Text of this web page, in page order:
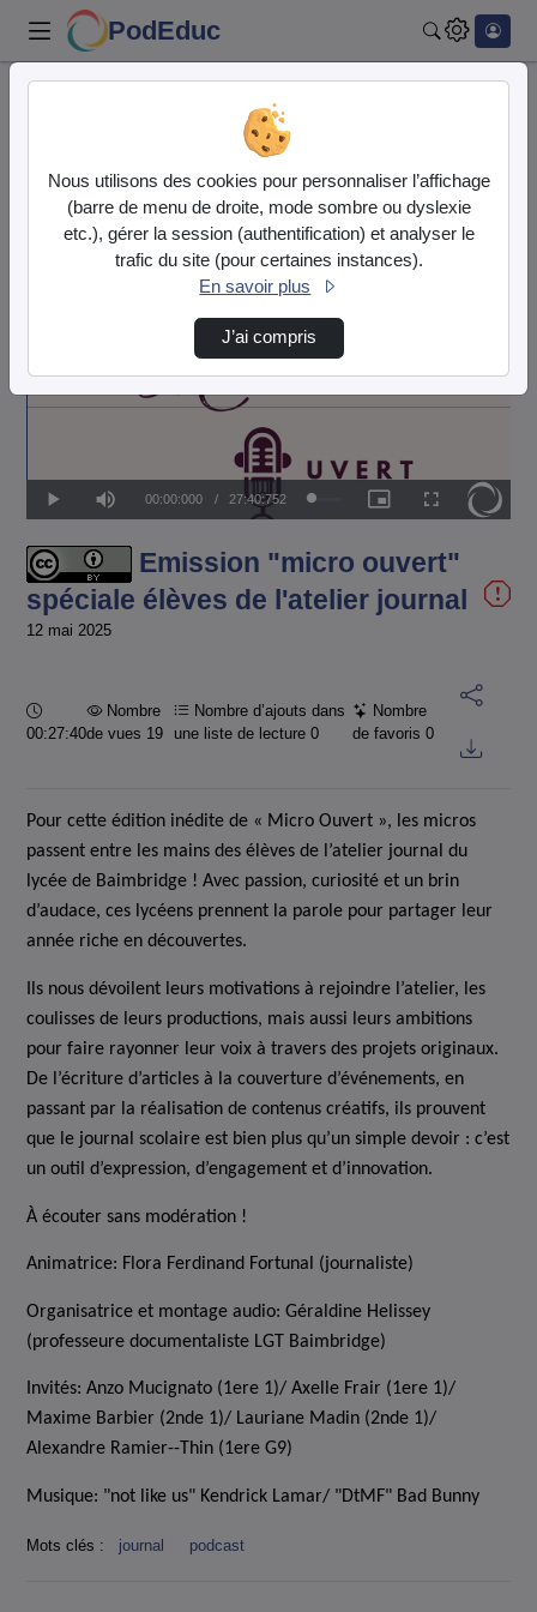
PodEduc
Éducation aux Médias et à l'Information
Emission "Micro Ouvert" Spéciale Élèves De L…
Action éducative
Éducation aux Médias et à
l'Information
Lecture SourdineTemps
00:00:000 / Durée
27:40:752 Chargé
8.16%
Image
dans
Plein
écran
Emission "micro ouvert"
spéciale élèves de l'atelier journal
12 mai 2025
Durée :
00:27:40
Nombre
de vues 19
Nombre d’ajouts dans
une liste de lecture 0
Nombre
de favoris0
Pour cette édition inédite de « Micro Ouvert », les micros
passent entre les mains des élèves de l’atelier journal du
lycée de Baimbridge ! Avec passion, curiosité et un brin
d’audace, ces lycéens prennent la parole pour partager leur
année riche en découvertes.
Ils nous dévoilent leurs motivations à rejoindre l’atelier, les
coulisses de leurs productions, mais aussi leurs ambitions
pour faire rayonner leur voix à travers des projets originaux.
De l’écriture d’articles à la couverture d’événements, en
passant par la réalisation de contenus créatifs, ils prouvent
que le journal scolaire est bien plus qu’un simple devoir : c’est
un outil d’expression, d’engagement et d’innovation.
À écouter sans modération !
Animatrice: Flora Ferdinand Fortunal (journaliste)
Organisatrice et montage audio: Géraldine Helissey
(professeure documentaliste LGT Baimbridge)
Invités: Anzo Mucignato (1ere 1)/ Axelle Frair (1ere 1)/
Maxime Barbier (2nde 1)/ Lauriane Madin (2nde 1)/
Alexandre Ramier--Thin (1ere G9)
Musique: "not like us" Kendrick Lamar/ "DtMF" Bad Bunny
Mots clés : journal podcast
Nous utilisons des cookies pour personnaliser l’affichage
(barre de menu de droite, mode sombre ou dyslexie
etc.), gérer la session (authentification) et analyser le
trafic du site (pour certaines instances).
En savoir plus
J’ai compris